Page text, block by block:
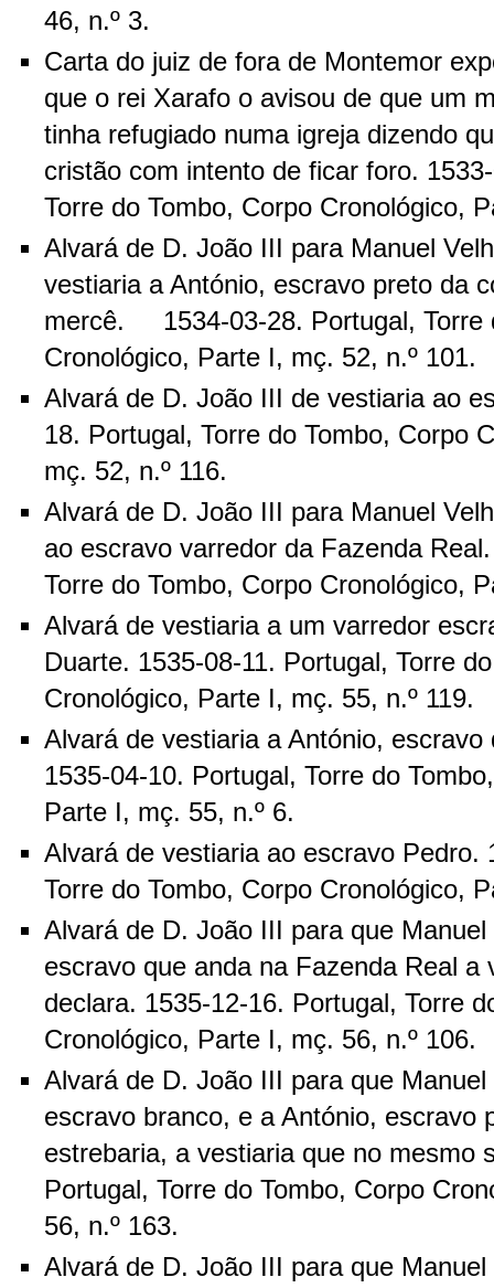
46, n.º 3.
Carta do juiz de fora de Montemor
que o rei Xarafo o avisou de que um
tinha refugiado numa igreja dizendo
cristão com intento de ficar foro.
Torre do Tombo, Corpo Cronológico,
Alvará de D. João III para Manuel
vestiaria a António, escravo preto da
mercê. 1534-03-28. Portugal, Torre
Cronológico, Parte I, mç. 52, n.º 101.
Alvará de D. João III de vestiaria ao
18. Portugal, Torre do Tombo, Corpo
mç. 52, n.º 116.
Alvará de D. João III para Manuel
ao escravo varredor da Fazenda
Torre do Tombo, Corpo Cronológico,
Alvará de vestiaria a um varredor
Duarte. 1535-08-11. Portugal, Torre
Cronológico, Parte I, mç. 55, n.º 119.
Alvará de vestiaria a António,
1535-04-10. Portugal, Torre do
Parte I, mç. 55, n.º 6.
Alvará de vestiaria ao escravo Pedro.
Torre do Tombo, Corpo Cronológico,
Alvará de D. João III para que
escravo que anda na Fazenda Real a
declara. 1535-12-16. Portugal, Torre
Cronológico, Parte I, mç. 56, n.º 106.
Alvará de D. João III para que
escravo branco, e a António, escravo
estrebaria, a vestiaria que no mesmo
Portugal, Torre do Tombo, Corpo
56, n.º 163.
Alvará de D. João III para que